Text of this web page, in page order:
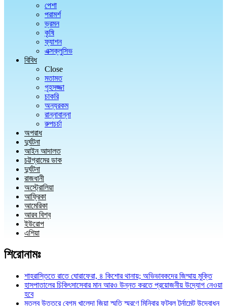
পেশা
পরামর্শ
ভ্রমন
কৃষি
ফ্যাশন
এক্সক্লুসিভ
বিবিধ
Close
মতামত
গৃহসজ্জা
চাকরি
অন্যরকম
রান্নাবান্না
রুপচর্চা
অপরাধ
দুর্ঘটনা
আইন আদালত
চট্টগ্রামের ডাক
দুর্ঘটনা
রাজধানী
অস্ট্রোলিয়া
আফ্রিকা
আমেরিকা
আরব বিশ্ব
ইউরোপ
এশিয়া
শিরোনামঃ
শাহরাস্তিতে রাতে ঘোরাফেরা, ৪ কিশোর থানায়; অভিভাবকদের জিম্মায় মুক্তি
হাসপাতালের চিকিৎসাসেবার মান আরও উন্নত করতে প্রয়োজনীয় উদ্যোগ নেওয়া
হবে
মতলব উত্তরে বেগম খালেদা জিয়া স্মৃতি স্মরণে মিনিবার ফুটবল টুর্নামেন্ট উদ্বোধন